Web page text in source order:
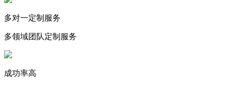
多对一定制服务
多领域团队定制服务
成功率高